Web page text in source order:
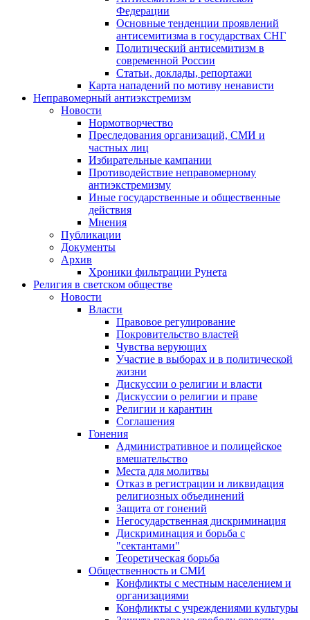
Федерации
Основные тенденции проявлений
антисемитизма в государствах СНГ
Политический антисемитизм в
современной России
Статьи, доклады, репортажи
Карта нападений по мотиву ненависти
Неправомерный антиэкстремизм
Новости
Нормотворчество
Преследования организаций, СМИ и
частных лиц
Избирательные кампании
Противодействие неправомерному
антиэкстремизму
Иные государственные и общественные
действия
Мнения
Публикации
Документы
Архив
Хроники фильтрации Рунета
Религия в светском обществе
Новости
Власти
Правовое регулирование
Покровительство властей
Чувства верующих
Участие в выборах и в политической
жизни
Дискуссии о религии и власти
Дискуссии о религии и праве
Религии и карантин
Соглашения
Гонения
Административное и полицейское
вмешательство
Места для молитвы
Отказ в регистрации и ликвидация
религиозных объединений
Защита от гонений
Негосударственная дискриминация
Дискриминация и борьба с
"сектантами"
Теоретическая борьба
Общественность и СМИ
Конфликты с местным населением и
организациями
Конфликты с учреждениями культуры